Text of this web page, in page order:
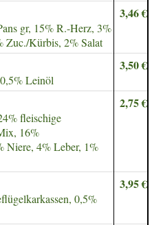
gr, 15% R.-Herz, 3%
Zuc./Kürbis, 2% Salat
3,46 €
Leinöl
3,50 €
fleischige
16%
Niere, 4% Leber, 1%
2,75 €
0,5%
3,95 €